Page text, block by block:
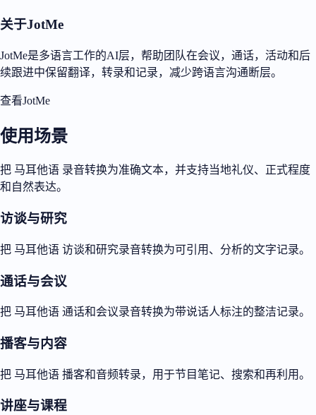
关于JotMe
JotMe是多语言工作的AI层，帮助团队在会议，通话，活动和后
续跟进中保留翻译，转录和记录，减少跨语言沟通断层。
查看JotMe
使用场景
把 马耳他语 录音转换为准确文本，并支持当地礼仪、正式程度
和自然表达。
访谈与研究
把 马耳他语 访谈和研究录音转换为可引用、分析的文字记录。
通话与会议
把 马耳他语 通话和会议录音转换为带说话人标注的整洁记录。
播客与内容
把 马耳他语 播客和音频转录，用于节目笔记、搜索和再利用。
讲座与课程